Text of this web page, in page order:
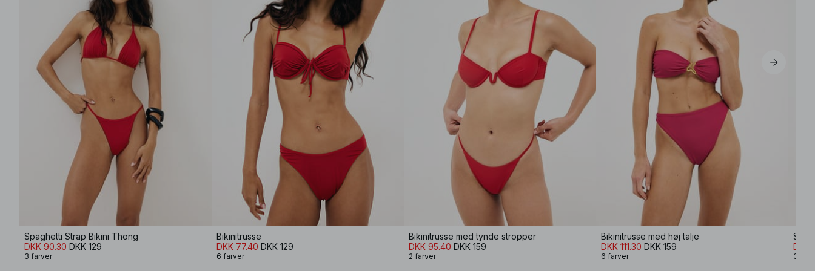
Spaghetti Strap Bikini Thong
DKK 90.30 DKK 129
3 farver
Bikinitrusse
DKK 77.40 DKK 129
6 farver
Bikinitrusse med tynde stropper
DKK 95.40 DKK 159
2 farver
Bikinitrusse med høj talje
DKK 111.30 DKK 159
6 farver
DKK
3